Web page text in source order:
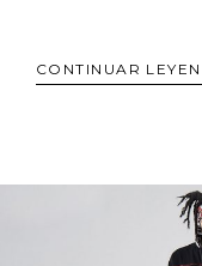
CONTINUAR